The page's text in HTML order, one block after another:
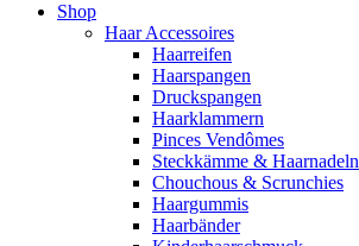
Shop
Haar Accessoires
Haarreifen
Haarspangen
Druckspangen
Haarklammern
Pinces Vendômes
Steckkämme & Haarnadeln
Chouchous & Scrunchies
Haargummis
Haarbänder